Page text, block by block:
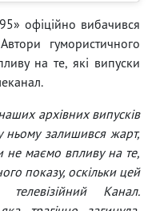
офіційно вибачився
гумористичного
на те, які випуски
архівних випусків
ньому залишився жарт,
маємо впливу на те,
показу, оскільки цей
Канал.